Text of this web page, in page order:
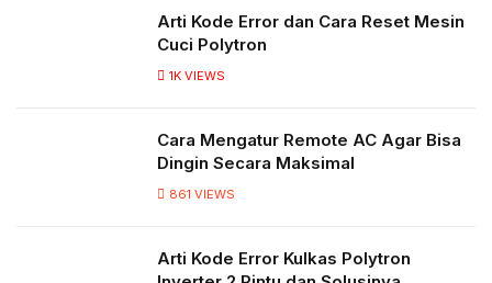
Arti Kode Error dan Cara Reset Mesin
Cuci Polytron
1K VIEWS
Cara Mengatur Remote AC Agar Bisa
Dingin Secara Maksimal
861 VIEWS
Arti Kode Error Kulkas Polytron